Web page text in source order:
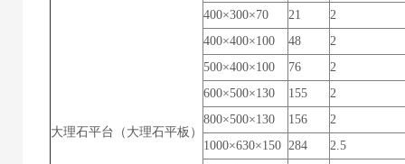
大理石平台（大理石平板）
400×300×70
21
2
400×400×100
48
2
500×400×100
76
2
600×500×130
155
2
800×500×130
156
2
1000×630×150 284
2.5